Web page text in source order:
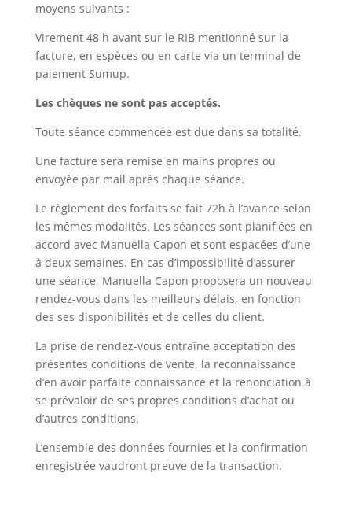
moyens suivants :
Virement 48 h avant sur le RIB mentionné sur la
facture, en espèces ou en carte via un terminal de
paiement Sumup.
Les chèques ne sont pas acceptés.
Toute séance commencée est due dans sa totalité.
Une facture sera remise en mains propres ou
envoyée par mail après chaque séance.
Le règlement des forfaits se fait 72h à l’avance selon
les mêmes modalités. Les séances sont planifiées en
accord avec Manuella Capon et sont espacées d’une
à deux semaines. En cas d’impossibilité d’assurer
une séance, Manuella Capon proposera un nouveau
rendez-vous dans les meilleurs délais, en fonction
des ses disponibilités et de celles du client.
La prise de rendez-vous entraîne acceptation des
présentes conditions de vente, la reconnaissance
d’en avoir parfaite connaissance et la renonciation à
se prévaloir de ses propres conditions d’achat ou
d’autres conditions.
L’ensemble des données fournies et la confirmation
enregistrée vaudront preuve de la transaction.